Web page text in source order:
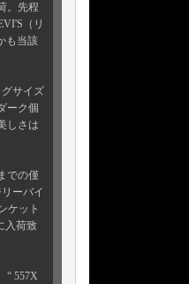
。先程
（リ
も当該
グサイズ
ーク個
しさは
での僅
ーバイ
ケット
入荷致
“ 557X